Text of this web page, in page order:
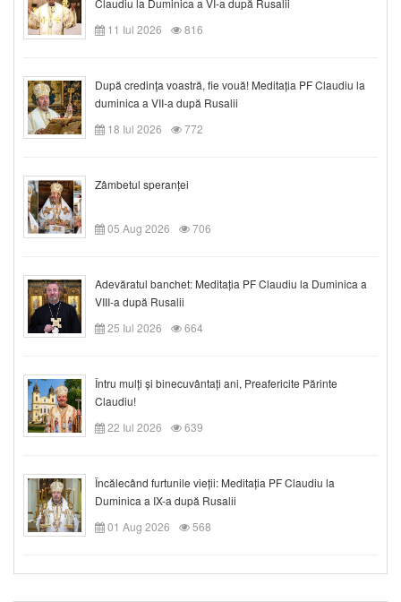
Claudiu la Duminica a VI-a după Rusalii
11 Iul 2026
816
După credinţa voastră, fie vouă! Meditația PF Claudiu la
duminica a VII-a după Rusalii
18 Iul 2026
772
Zâmbetul speranței
05 Aug 2026 706
Adevăratul banchet: Meditația PF Claudiu la Duminica a
VIII-a după Rusalii
25 Iul 2026
664
Întru mulți și binecuvântați ani, Preafericite Părinte
Claudiu!
22 Iul 2026
639
Încălecând furtunile vieții: Meditația PF Claudiu la
Duminica a IX-a după Rusalii
01 Aug 2026
568